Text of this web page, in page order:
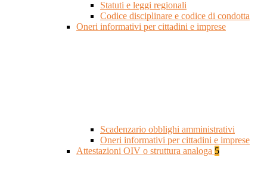
Statuti e leggi regionali
Codice disciplinare e codice di condotta
Oneri informativi per cittadini e imprese
Scadenzario obblighi amministrativi
Oneri informativi per cittadini e imprese
Attestazioni OIV o struttura analoga 5